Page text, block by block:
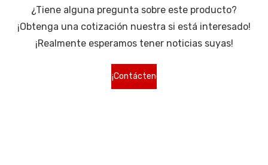
¿Tiene alguna pregunta sobre este producto?
¡Obtenga una cotización nuestra si está interesado!
¡Realmente esperamos tener noticias suyas!
¡Contáctenos